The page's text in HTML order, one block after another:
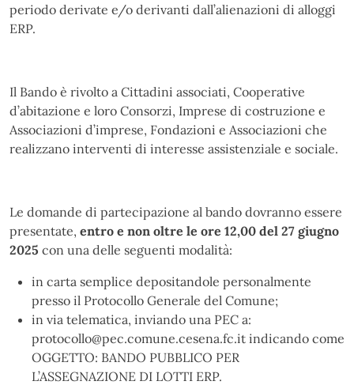
periodo derivate e/o derivanti dall’alienazioni di alloggi
ERP.
Il Bando è rivolto a Cittadini associati, Cooperative
d’abitazione e loro Consorzi, Imprese di costruzione e
Associazioni d’imprese, Fondazioni e Associazioni che
realizzano interventi di interesse assistenziale e sociale.
Le domande di partecipazione al bando dovranno essere
presentate, entro e non oltre le ore 12,00 del 27 giugno
2025 con una delle seguenti modalità:
in carta semplice depositandole personalmente
presso il Protocollo Generale del Comune;
in via telematica, inviando una PEC a:
protocollo@pec.comune.cesena.fc.it indicando come
OGGETTO: BANDO PUBBLICO PER
L’ASSEGNAZIONE DI LOTTI ERP.